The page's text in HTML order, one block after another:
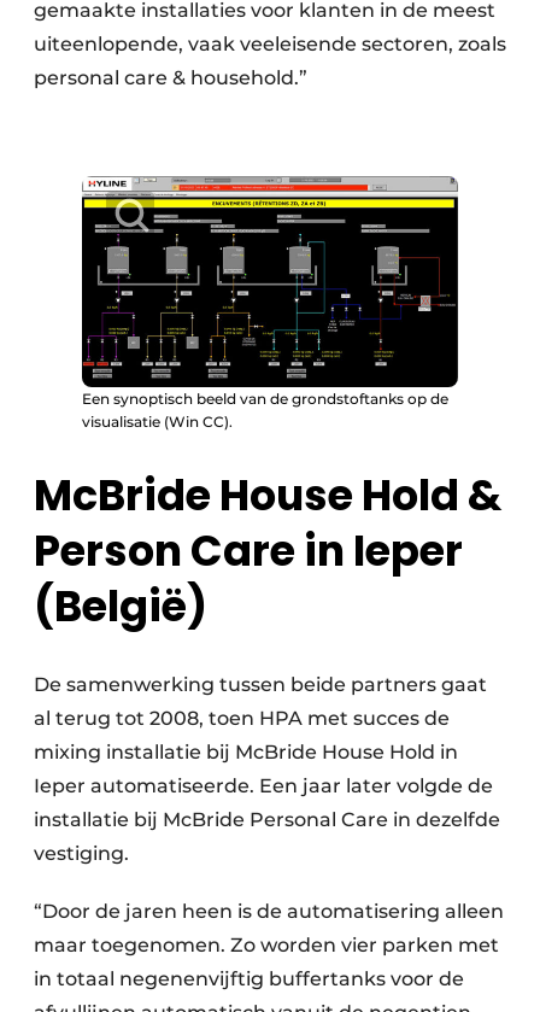
gemaakte installaties voor klanten in de meest
uiteenlopende, vaak veeleisende sectoren, zoals
personal care & household.”
Een synoptisch beeld van de grondstoftanks op de
visualisatie (Win CC).
McBride House Hold &
Person Care in Ieper
(België)
De samenwerking tussen beide partners gaat
al terug tot 2008, toen HPA met succes de
mixing installatie bij McBride House Hold in
Ieper automatiseerde. Een jaar later volgde de
installatie bij McBride Personal Care in dezelfde
vestiging.
“Door de jaren heen is de automatisering alleen
maar toegenomen. Zo worden vier parken met
in totaal negenenvijftig buffertanks voor de